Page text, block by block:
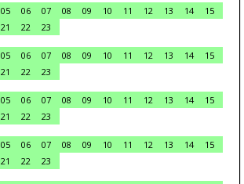
05 06 07 08 09 10 11 12 13 14
15
21 22
23
05 06 07 08 09 10 11 12 13 14
15
21 22
23
05 06 07 08 09 10 11 12 13 14
15
21 22
23
05 06 07 08 09 10 11 12 13 14
15
21 22
23